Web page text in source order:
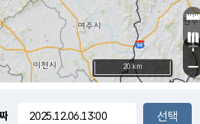
+
−
20 km